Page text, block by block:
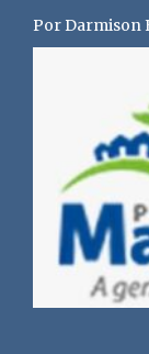
Por Darmison